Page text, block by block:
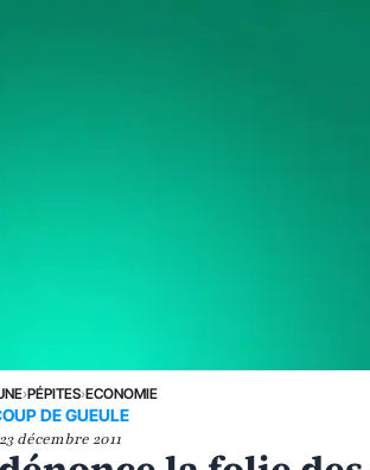
›PÉPITES›ECONOMIE
DE GUEULE
décembre 2011